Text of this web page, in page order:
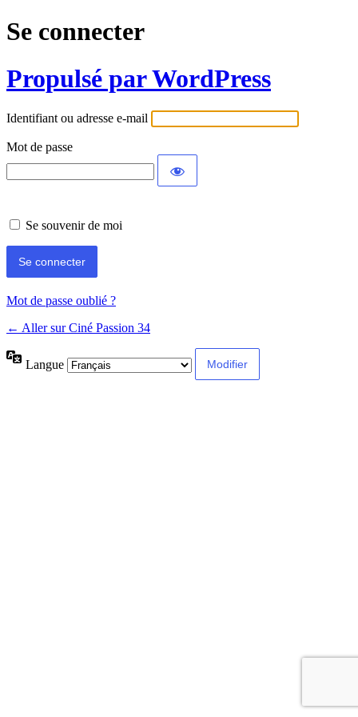
Se connecter
Propulsé par WordPress
Identifiant ou adresse e-mail
Mot de passe
Se souvenir de moi
Mot de passe oublié ?
← Aller sur Ciné Passion 34
Langue